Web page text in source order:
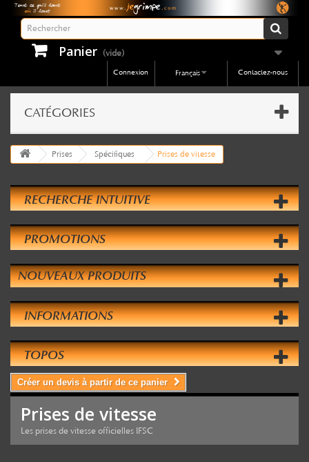
Panier (vide)
Contactez-nous
Français
Connexion
CATÉGORIES
Prises Spécifiques Prises de vitesse
RECHERCHE INTUITIVE
PROMOTIONS
NOUVEAUX PRODUITS
INFORMATIONS
TOPOS
Créer un devis à partir de ce panier
Prises de vitesse
Les prises de vitesse officielles IFSC